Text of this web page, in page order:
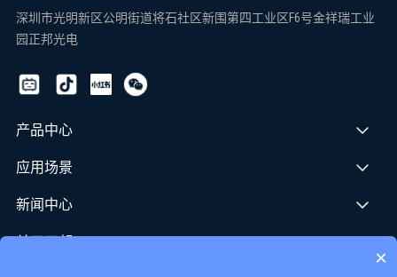
深圳市光明新区公明街道将石社区新围第四工业区F6号金祥瑞工业
园正邦光电
产品中心
应用场景
新闻中心
×